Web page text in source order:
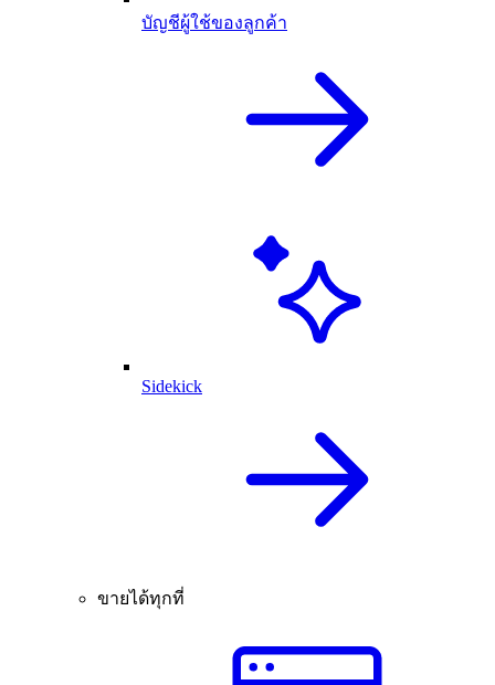
บัญชีผู้ใช้ของลูกค้า
Sidekick
ขายได้ทุกที่